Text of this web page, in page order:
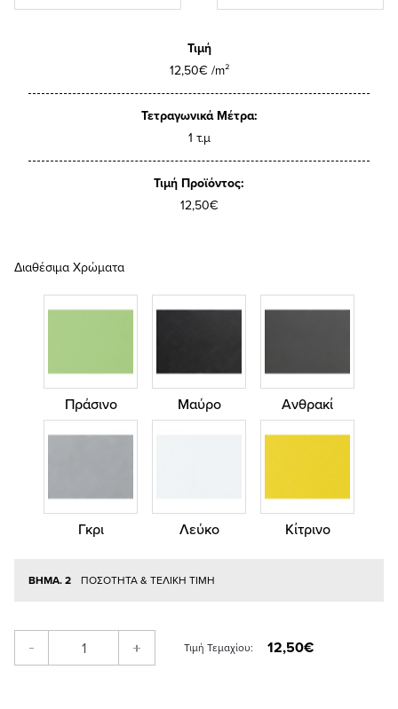
Τιμή
12,50€ /m²
Τετραγωνικά Μέτρα:
1 τ.μ
Τιμή Προϊόντος:
12,50€
Διαθέσιμα Χρώματα
Πράσινο Μαύρο Ανθρακί
Γκρι Λεύκο Κίτρινο
ΒΗΜΑ. 2 ΠΟΣΟΤΗΤΑ & ΤΕΛΙΚΗ ΤΙΜΗ
- + Τιμή Τεμαχίου: 12,50€